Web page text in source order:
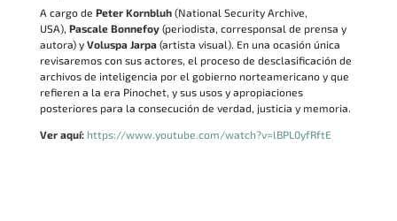
A cargo de Peter Kornbluh(National Security Archive,
USA), Pascale Bonnefoy(periodista, corresponsal de prensa y
autora) y Voluspa Jarpa(artista visual). En una ocasión única
revisaremos con sus actores, el proceso de desclasificación de
archivos de inteligencia por el gobierno norteamericano y que
refieren a la era Pinochet, y sus usos y apropiaciones
posteriores para la consecución de verdad, justicia y memoria.
Ver aquí: https://www.youtube.com/watch?v=lBPL0yfRftE